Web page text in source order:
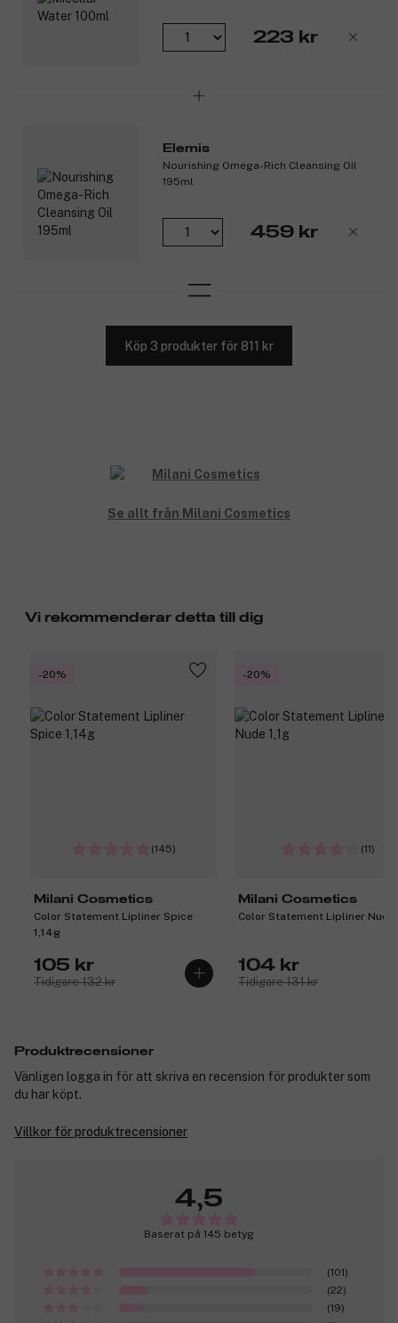
223 kr
Elemis
Nourishing Omega-Rich Cleansing Oil
195ml
459 kr
Köp 3 produkter för 811 kr
Se allt från Milani Cosmetics
Vi rekommenderar detta till dig
-20%
(145)
Milani Cosmetics
Color Statement Lipliner Spice
1,14g
105 kr
Tidigare 132 kr
-20%
(11)
Milani Cosmetics
Color Statement Lipliner Nude
104 kr
Tidigare 131 kr
Produktrecensioner
Vänligen logga in för att skriva en recension för produkter som
du har köpt.
Villkor för produktrecensioner
4,5
Baserat på 145 betyg
(101)
(22)
(19)